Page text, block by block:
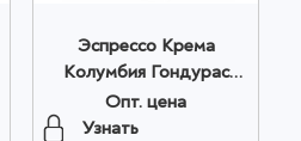
Эспрессо Крема
Колумбия Гондурас
Индия в зернах 200г
оптом
Опт. цена
Узнать